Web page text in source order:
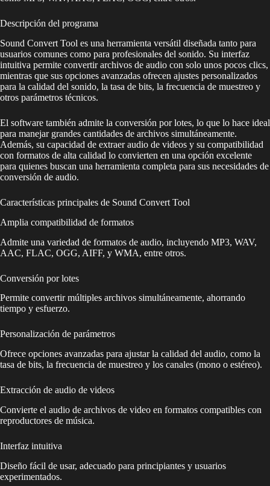
Descripción del programa
Sound Convert Tool es una herramienta versátil diseñada tanto para
usuarios comunes como para profesionales del sonido. Su interfaz
intuitiva permite convertir archivos de audio con solo unos pocos clics,
mientras que sus opciones avanzadas ofrecen ajustes personalizados
para la calidad del sonido, la tasa de bits, la frecuencia de muestreo y
otros parámetros técnicos.
El software también admite la conversión por lotes, lo que lo hace ideal
para manejar grandes cantidades de archivos simultáneamente.
Además, su capacidad de extraer audio de videos y su compatibilidad
con formatos de alta calidad lo convierten en una opción excelente
para quienes buscan una herramienta completa para sus necesidades de
conversión de audio.
Características principales de Sound Convert Tool
Amplia compatibilidad de formatos
Admite una variedad de formatos de audio, incluyendo MP3, WAV,
AAC, FLAC, OGG, AIFF, y WMA, entre otros.
Conversión por lotes
Permite convertir múltiples archivos simultáneamente, ahorrando
tiempo y esfuerzo.
Personalización de parámetros
Ofrece opciones avanzadas para ajustar la calidad del audio, como la
tasa de bits, la frecuencia de muestreo y los canales (mono o estéreo).
Extracción de audio de videos
Convierte el audio de archivos de video en formatos compatibles con
reproductores de música.
Interfaz intuitiva
Diseño fácil de usar, adecuado para principiantes y usuarios
experimentados.